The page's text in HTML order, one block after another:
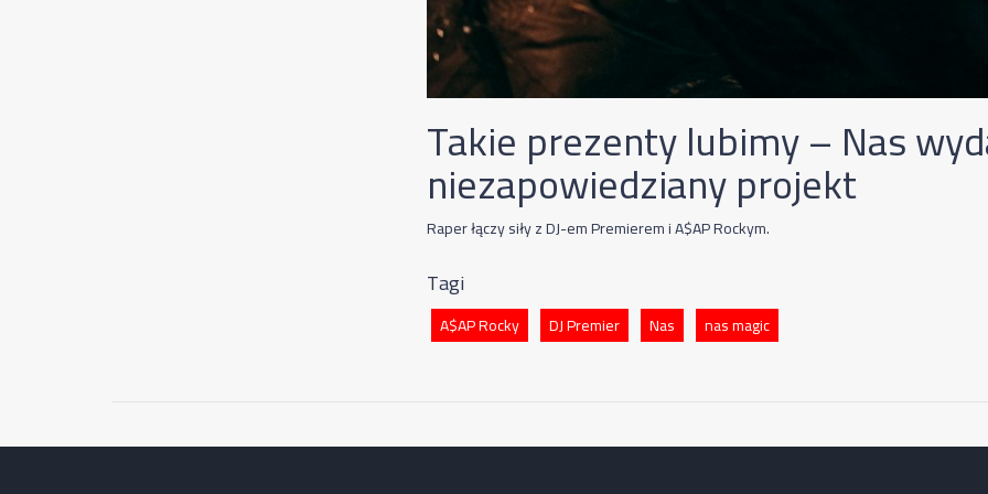
Takie prezenty lubimy – Nas
niezapowiedziany projekt
Raper łączy siły z DJ-em Premierem i A$AP Rockym.
Tagi
A$AP Rocky DJ Premier Nas nas magic